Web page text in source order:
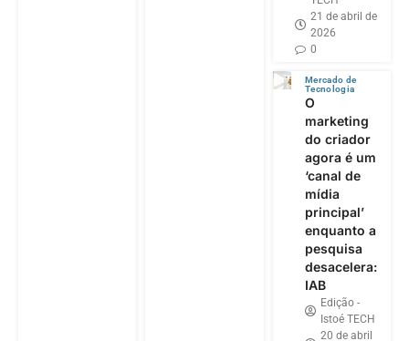
21 de abril de
2026
0
Mercado de
Tecnologia
O
marketing
do criador
agora é um
‘canal de
mídia
principal’
enquanto a
pesquisa
desacelera:
IAB
Edição -
Istoé TECH
20 de abril